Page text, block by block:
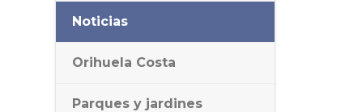
Noticias
Orihuela Costa
Parques y jardines